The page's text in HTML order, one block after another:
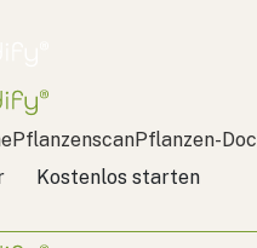
PflanzenscanPflanzen-Doc
Kostenlos starten